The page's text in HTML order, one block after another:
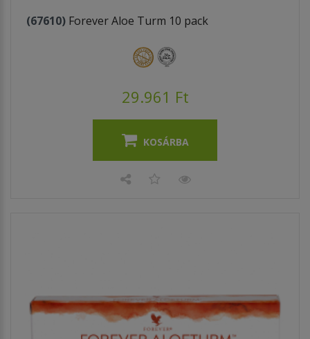
(67610) Forever Aloe Turm 10 pack
29.961 Ft
KOSÁRBA